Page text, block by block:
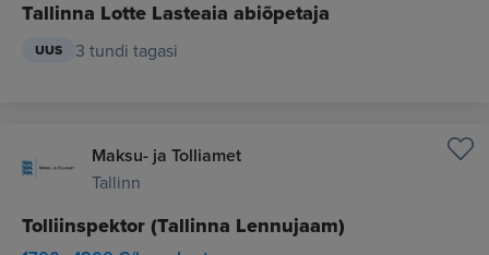
Tallinna Lotte Lasteaia abiõpetaja
UUS 3 tundi tagasi
Maksu- ja Tolliamet
Tallinn
Tolliinspektor (Tallinna Lennujaam)